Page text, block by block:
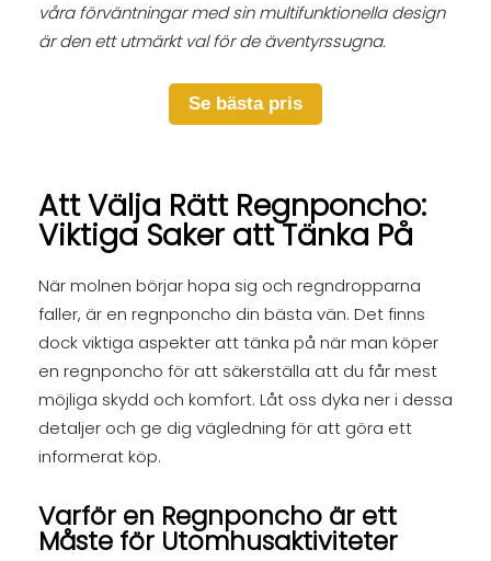
våra förväntningar med sin multifunktionella design
är den ett utmärkt val för de äventyrssugna.
Se bästa pris
Att Välja Rätt Regnponcho:
Viktiga Saker att Tänka På
När molnen börjar hopa sig och regndropparna
faller, är en regnponcho din bästa vän. Det finns
dock viktiga aspekter att tänka på när man köper
en regnponcho för att säkerställa att du får mest
möjliga skydd och komfort. Låt oss dyka ner i dessa
detaljer och ge dig vägledning för att göra ett
informerat köp.
Varför en Regnponcho är ett
Måste för Utomhusaktiviteter